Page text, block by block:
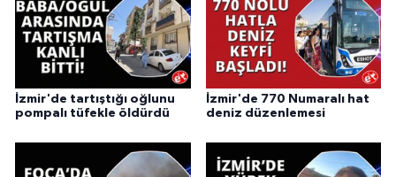
İzmir'de tartıştığı oğlunu
pompalı tüfekle öldürdü
İzmir'de 770 Numaralı hat
deniz düzenlemesi